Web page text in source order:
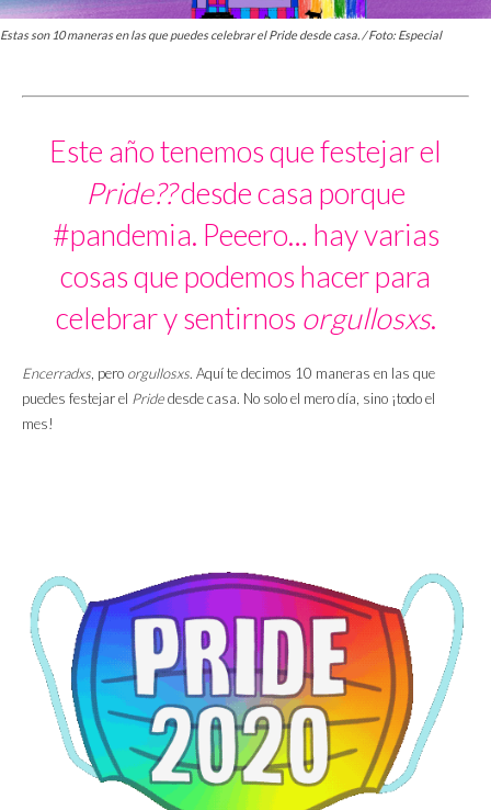
Estas son 10 maneras en las que puedes celebrar el Pride desde casa. / Foto: Especial
Este año tenemos que festejar el
Pride?️‍?desde casa porque
#pandemia. Peeero… hay varias
cosas que podemos hacer para
celebrar y sentirnos orgullosxs.
Encerradxs, pero orgullosxs. Aquí te decimos 10 maneras en las que
puedes festejar el Pridedesde casa. No solo el mero día, sino ¡todo el
mes!